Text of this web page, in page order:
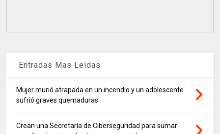
Entradas Mas Leidas
Mujer murió atrapada en un incendio y un adolescente
sufrió graves quemaduras
Crean una Secretaría de Ciberseguridad para sumar